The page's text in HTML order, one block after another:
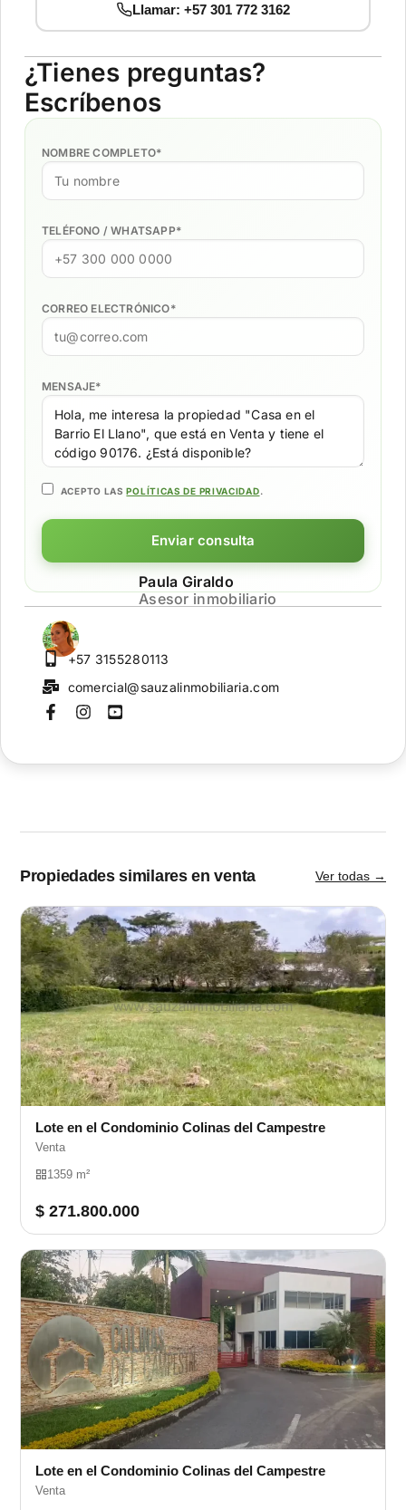
Llamar: +57 301 772 3162
¿Tienes preguntas?
Escríbenos
NOMBRE COMPLETO*
TELÉFONO / WHATSAPP*
CORREO ELECTRÓNICO*
MENSAJE*
ACEPTO LASPOLÍTICAS DE PRIVACIDAD.
Enviar consulta
Paula Giraldo
Asesor inmobiliario
+57 3155280113
comercial@sauzalinmobiliaria.com
Propiedades similares en venta Ver todas →
Lote en el Condominio Colinas del Campestre
Venta
1359 m²
$ 271.800.000
Lote en el Condominio Colinas del Campestre
Venta